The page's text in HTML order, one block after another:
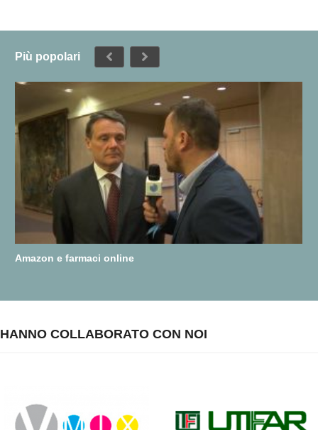
Più popolari
Amazon e farmaci online
HANNO COLLABORATO CON NOI